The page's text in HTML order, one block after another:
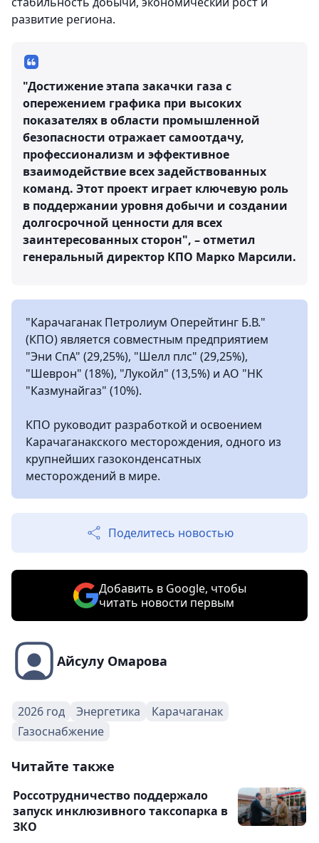
развитие региона.
"Достижение этапа закачки газа с
опережением графика при высоких
показателях в области промышленной
безопасности отражает самоотдачу,
профессионализм и эффективное
взаимодействие всех задействованных
команд. Этот проект играет ключевую роль
в поддержании уровня добычи и создании
долгосрочной ценности для всех
заинтересованных сторон", – отметил
генеральный директор КПО Марко Марсили.
"Карачаганак Петролиум Оперейтинг Б.В."
(КПО) является совместным предприятием
"Эни СпА" (29,25%), "Шелл плс" (29,25%),
"Шеврон" (18%), "Лукойл" (13,5%) и АО "НК
"Казмунайгаз" (10%).
КПО руководит разработкой и освоением
Карачаганакского месторождения, одного из
крупнейших газоконденсатных
месторождений в мире.
Поделитесь новостью
Добавить в Google, чтобы
читать новости первым
Айсулу Омарова
2026 год Энергетика
Карачаганак
Газоснабжение
Читайте также
Россотрудничество поддержало
запуск инклюзивного таксопарка в
ЗКО